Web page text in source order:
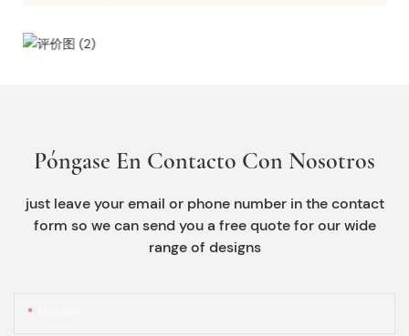
Póngase En Contacto Con Nosotros
just leave your email or phone number in the contact
form so we can send you a free quote for our wide
range of designs